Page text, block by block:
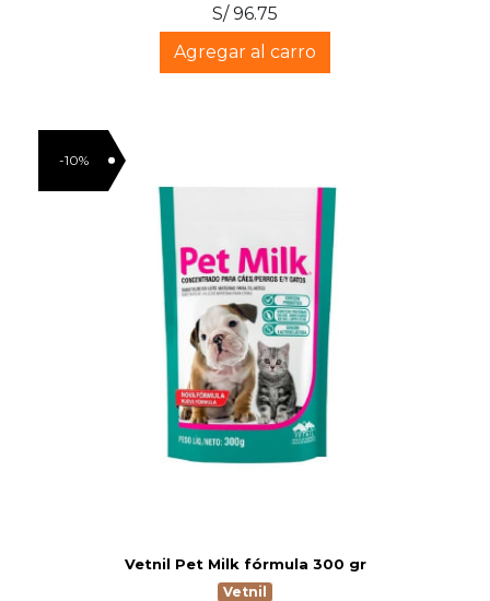
S/ 96.75
Agregar al carro
-10%
Vetnil Pet Milk fórmula 300 gr
Vetnil